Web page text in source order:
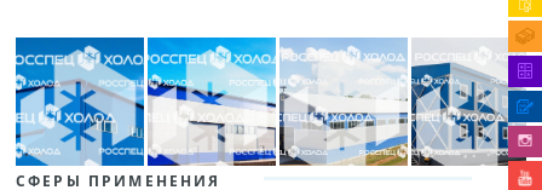
СФЕРЫ ПРИМЕНЕНИЯ